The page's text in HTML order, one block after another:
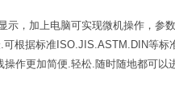
，加上电脑可实现微机操作，参
根据标准ISO.JIS.ASTM.DIN等标
作更加简便.轻松.随时随地都可